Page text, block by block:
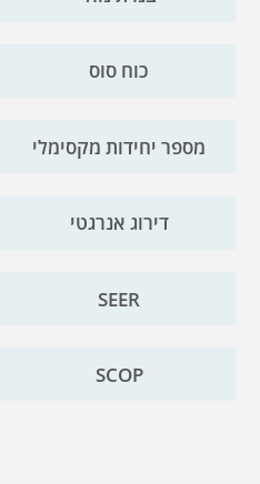
כוח סוס
מספר יחידות מקסימלי
דירוג אנרגטי
SEER
SCOP